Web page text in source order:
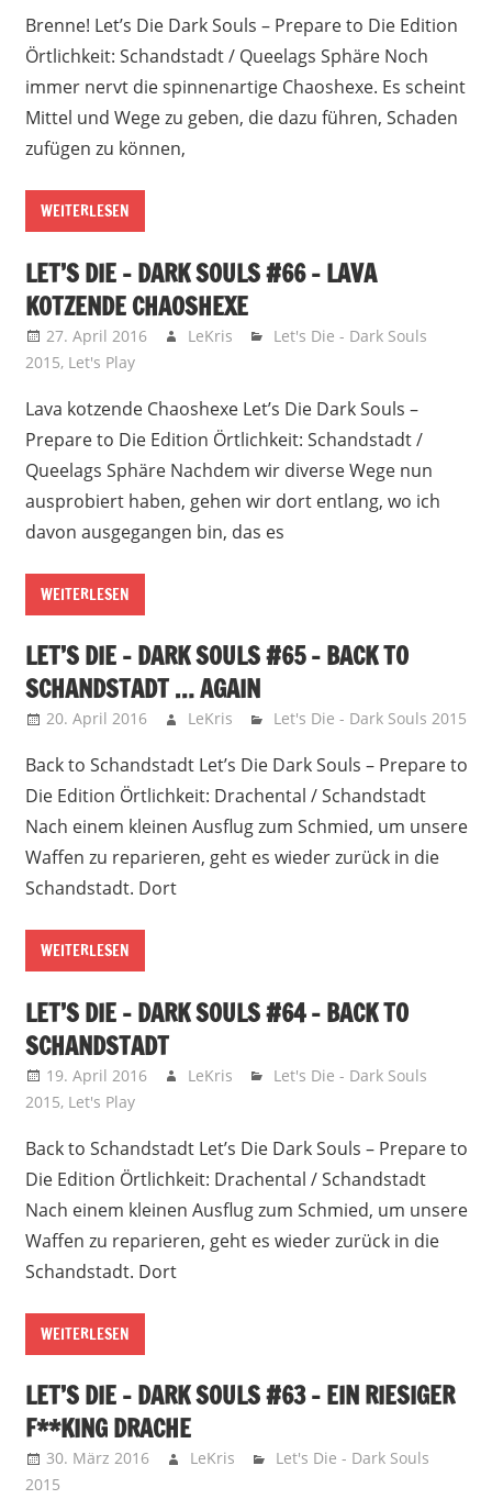
Brenne! Let’s Die Dark Souls – Prepare to Die Edition
Örtlichkeit: Schandstadt / Queelags Sphäre Noch
immer nervt die spinnenartige Chaoshexe. Es scheint
Mittel und Wege zu geben, die dazu führen, Schaden
zufügen zu können,
WEITERLESEN
LET’S DIE – DARK SOULS #66 – LAVA
KOTZENDE CHAOSHEXE
27. April 2016 LeKris
Let's Die - Dark Souls
2015, Let's Play
Lava kotzende Chaoshexe Let’s Die Dark Souls –
Prepare to Die Edition Örtlichkeit: Schandstadt /
Queelags Sphäre Nachdem wir diverse Wege nun
ausprobiert haben, gehen wir dort entlang, wo ich
davon ausgegangen bin, das es
WEITERLESEN
LET’S DIE – DARK SOULS #65 – BACK TO
SCHANDSTADT … AGAIN
20. April 2016 LeKris Let's Die - Dark Souls 2015
Back to Schandstadt Let’s Die Dark Souls – Prepare to
Die Edition Örtlichkeit: Drachental / Schandstadt
Nach einem kleinen Ausflug zum Schmied, um unsere
Waffen zu reparieren, geht es wieder zurück in die
Schandstadt. Dort
WEITERLESEN
LET’S DIE – DARK SOULS #64 – BACK TO
SCHANDSTADT
19. April 2016 LeKris
Let's Die - Dark Souls
2015, Let's Play
Back to Schandstadt Let’s Die Dark Souls – Prepare to
Die Edition Örtlichkeit: Drachental / Schandstadt
Nach einem kleinen Ausflug zum Schmied, um unsere
Waffen zu reparieren, geht es wieder zurück in die
Schandstadt. Dort
WEITERLESEN
LET’S DIE – DARK SOULS #63 – EIN RIESIGER
F**KING DRACHE
30. März 2016 LeKris
Let's Die - Dark Souls
2015